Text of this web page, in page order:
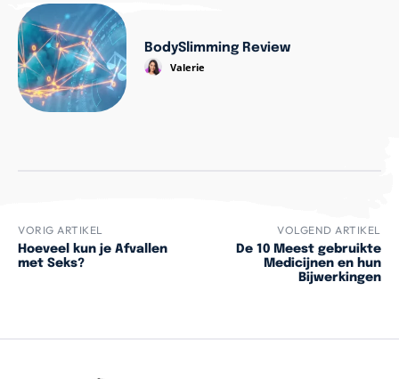
BodySlimming Review
Valerie
VORIG ARTIKEL
Hoeveel kun je Afvallen
met Seks?
VOLGEND ARTIKEL
De 10 Meest gebruikte
Medicijnen en hun
Bijwerkingen